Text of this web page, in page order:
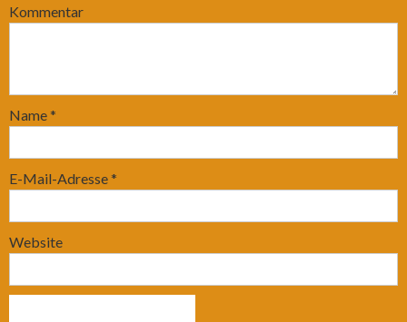
Kommentar
Name*
E-Mail-Adresse*
Website